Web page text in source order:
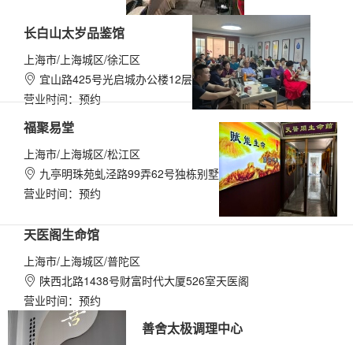
长白山太岁品鉴馆
上海市/上海城区/徐汇区
 宜山路425号光启城办公楼12层
营业时间：预约
福聚易堂
上海市/上海城区/松江区
 九亭明珠苑虬泾路99弄62号独栋别墅
营业时间：预约
天医阁生命馆
上海市/上海城区/普陀区
 陕西北路1438号财富时代大厦526室天医阁
营业时间：预约
善舍太极调理中心